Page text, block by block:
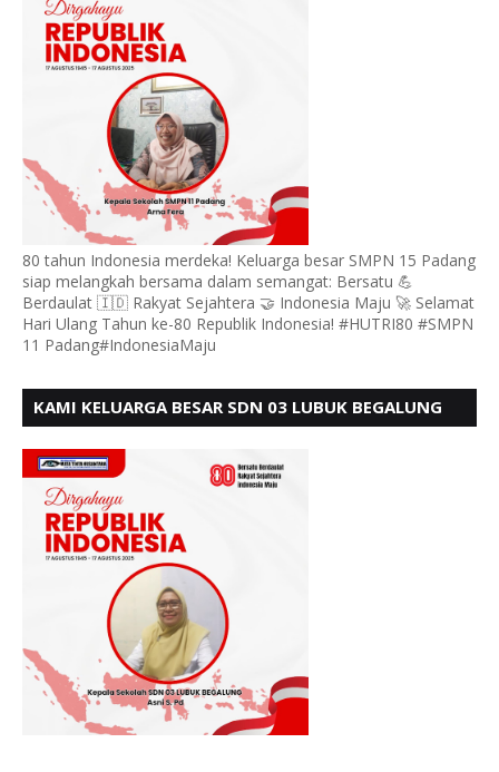
80 tahun Indonesia merdeka! Keluarga besar SMPN 15 Padang
siap melangkah bersama dalam semangat: Bersatu 💪
Berdaulat 🇮🇩 Rakyat Sejahtera 🤝 Indonesia Maju 🚀 Selamat
Hari Ulang Tahun ke-80 Republik Indonesia! #HUTRI80 #SMPN
11 Padang#IndonesiaMaju
KAMI KELUARGA BESAR SDN 03 LUBUK BEGALUNG